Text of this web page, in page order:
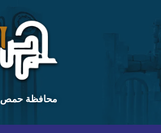
content
main
navigation
footer
محافظة حمص